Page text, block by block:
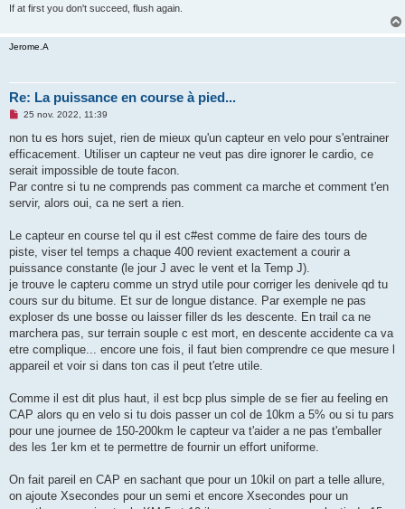
If at first you don't succeed, flush again.
Jerome.A
Re: La puissance en course à pied...
M
s
a
g
n
o
u
25 nov. 2022, 11:39
non tu es hors sujet, rien de mieux qu'un capteur en velo pour s'entrainer
efficacement. Utiliser un capteur ne veut pas dire ignorer le cardio, ce
serait impossible de toute facon.
Par contre si tu ne comprends pas comment ca marche et comment t'en
servir, alors oui, ca ne sert a rien.
Le capteur en course tel qu il est c#est comme de faire des tours de
piste, viser tel temps a chaque 400 revient exactement a courir a
puissance constante (le jour J avec le vent et la Temp J).
je trouve le capteru comme un stryd utile pour corriger les denivele qd tu
cours sur du bitume. Et sur de longue distance. Par exemple ne pas
exploser ds une bosse ou laisser filler ds les descente. En trail ca ne
marchera pas, sur terrain souple c est mort, en descente accidente ca va
etre complique... encore une fois, il faut bien comprendre ce que mesure l
appareil et voir si dans ton cas il peut t'etre utile.
Comme il est dit plus haut, il est bcp plus simple de se fier au feeling en
CAP alors qu en velo si tu dois passer un col de 10km a 5% ou si tu pars
pour une journee de 150-200km le capteur va t'aider a ne pas t'emballer
des les 1er km et te permettre de fournir un effort uniforme.
On fait pareil en CAP en sachant que pour un 10kil on part a telle allure,
on ajoute Xsecondes pour un semi et encore Xsecondes pour un